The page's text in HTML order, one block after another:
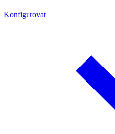
Konfigurovat